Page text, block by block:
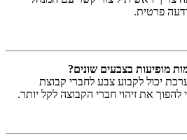
פרטית.
מופיעות בצבעים שונים?
יכול לקבוע צבע לחברי קבוצת
את זיהוי חברי הקבוצה לקל יותר.